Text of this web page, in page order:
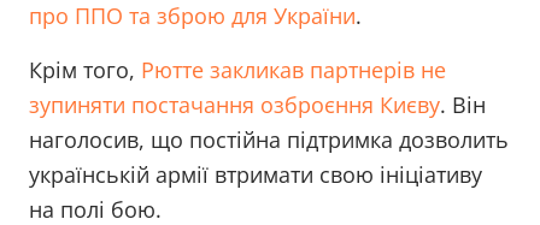
про ППО та зброю для України.
Крім того, Рютте закликав партнерів не
зупиняти постачання озброєння Києву. Він
наголосив, що постійна підтримка дозволить
українській армії втримати свою ініціативу
на полі бою.